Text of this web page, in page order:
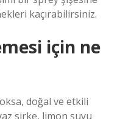
kaçırabilirsiniz.
için ne
doğal ve etkili
sirke, limon suyu